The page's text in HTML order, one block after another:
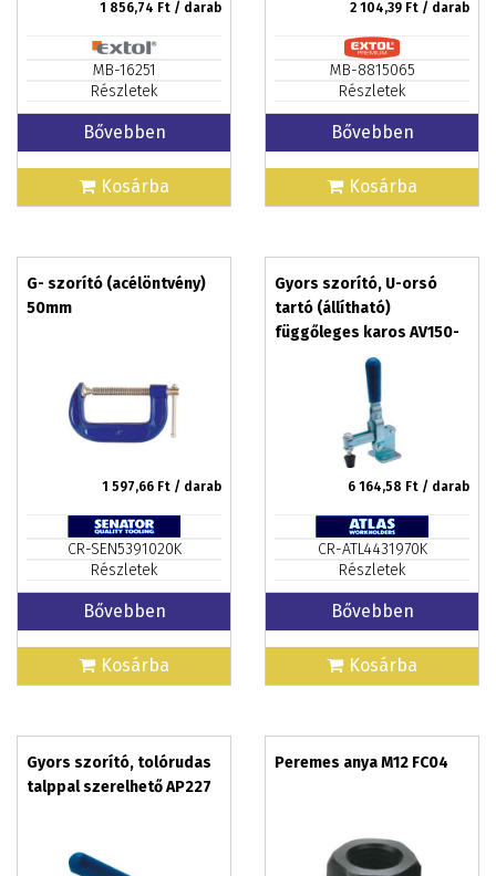
1 856,74 Ft / darab
MB-16251
Részletek
Bővebben
Kosárba
2 104,39 Ft / darab
MB-8815065
Részletek
Bővebben
Kosárba
G- szorító (acélöntvény)
50mm
1 597,66 Ft / darab
CR-SEN5391020K
Részletek
Bővebben
Kosárba
Gyors szorító, U-orsó
tartó (állítható)
függőleges karos AV150-
6 164,58 Ft / darab
CR-ATL4431970K
Részletek
Bővebben
Kosárba
Gyors szorító, tolórudas
talppal szerelhető AP227
Peremes anya M12 FC04